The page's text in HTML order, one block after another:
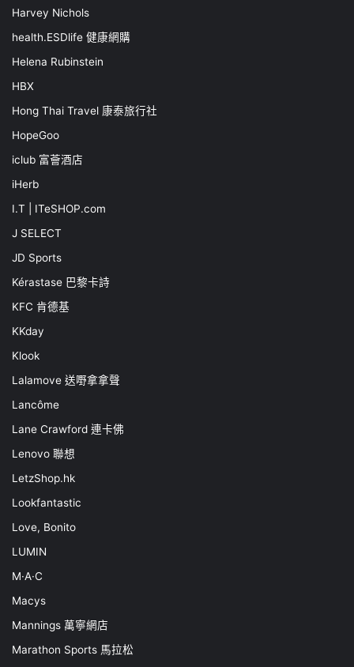
Harvey Nichols
health.ESDlife 健康網購
Helena Rubinstein
HBX
Hong Thai Travel 康泰旅行社
HopeGoo
iclub 富薈酒店
iHerb
I.T | ITeSHOP.com
J SELECT
JD Sports
Kérastase 巴黎卡詩
KFC 肯德基
KKday
Klook
Lalamove 送嘢拿拿聲
Lancôme
Lane Crawford 連卡佛
Lenovo 聯想
LetzShop.hk
Lookfantastic
Love, Bonito
LUMIN
M·A·C
Macys
Mannings 萬寧網店
Marathon Sports 馬拉松